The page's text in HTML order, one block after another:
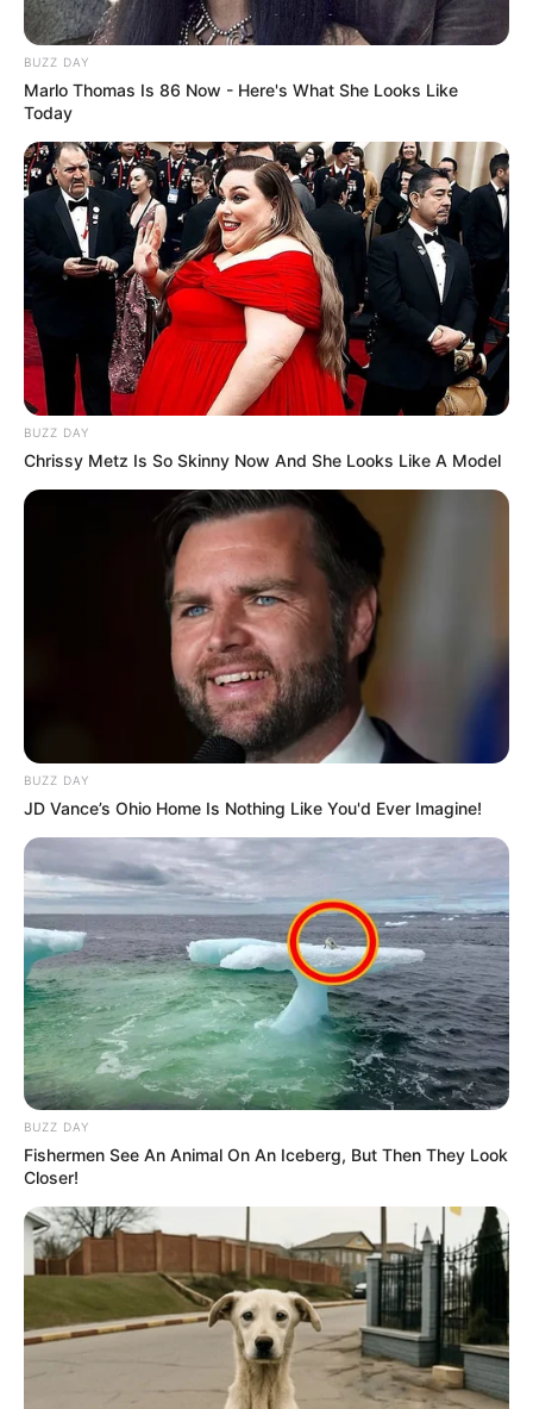
ΔΩΡΕΑ..ΠΑΤΗΣΤΕ ΤΟ ΚΟΥΜΠΙ “DONATE”
ΠΑΡΑΚΑΤΩ
(απλά εδώ να τονίσω ότι για να
προχωρήσει η διαδικασία με το DONATE, ΔΕΝ
πρέπει να τσεκάρετε το κουτί που σας ζητάει να
διατηρήσει τα στοιχεία σας)…
ΘΕΛΕΤΕ ΝΑ ΔΩΣΕΤΕ ΣΤΟΙΧΕΙΑ ΤΗΣ ΚΑΡΤΑΣ
ΣΑΣ ΣΤΟ ΔΙΑΔΙΚΤΥΟ, Η ΑΠΛΑ ΔΕΝ ΤΑ
ΚΑΤΑΦΕΡΝΕΤΕ ΜΕ ΑΥΤΑ, ΜΠΟΡΕΙΤΕ ΝΑ ΜΟΥ
ΚΑΤΑΘΕΣΕΤΕ ΣΕ ΛΟΓΑΡΙΑΣΜΟ ΣΤΗΝ ΕΘΝΙΚΗ
ΜΕ IBAN GR9501104880000048834149733
(ΣΤΟ ΟΝΟΜΑ ΕΥΤΥΧΙΑ ΝΙΚΑ) ΓΡΑΦΟΝΤΑΣ ΩΣ
ΔΙΚΑΙΟΛΟΓΙΑ “ΔΩΡΕΑ” ΚΑΙ ΑΝ ΘΕΛΕΤΕ ΚΑΙ ΤΟ
ΟΝΟΜΑ ΣΑΣ ΓΙΑ ΝΑ ΜΠΟΡΩ ΝΑ ΞΕΡΩ ΠΟΙΟΙ ΜΕ
ΒΟΗΘΑΤΕ
ΥΠΟΣΤΗΡΙΞΤΕ ΤΟΝ ΑΓΩΝΑ ΜΑΣ
Επισκεφτείτε το κανάλι μου στο youtube
ψάχνετε πραγματικά να βρείτε την αλήθεια… Η
Ενημέρωση που δεν θα ακούσετε ποτέ από τα
κυρίαρχα ΜΜΕ… Υποστηρίξτε αυτόν τον αγώνα με
την εγγραφή, τα κόσμια σχόλια και τα λάικ σας…
FACEBOOK ΑΡΈΣΕΙ
YOUTUBE ΕΓΓΡΑΦΕΊΤΕ
EMAIL ΑΚΟΛΟΥΘΉΣΤΕ
BUZZ DAY
Marlo Thomas Is 86 Now - Here's What She Looks Like
Today
BUZZ DAY
Chrissy Metz Is So Skinny Now And She Looks Like A Model
BUZZ DAY
JD Vance’s Ohio Home Is Nothing Like You'd Ever Imagine!
BUZZ DAY
Fishermen See An Animal On An Iceberg, But Then They Look
Closer!